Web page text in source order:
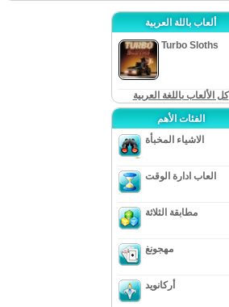
ألعاب باللة العربية
Turbo Sloths
كل الألعاب باللغة العربية
الفئات الأهم
الاشياء المخبأة
العاب ادارة الوقت
مطابقة الثلاثة
مهجونغ
أركانويد